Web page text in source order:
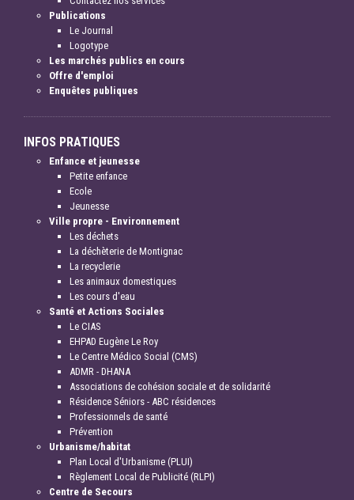
Publications
Le Journal
Logotype
Les marchés publics en cours
Offre d'emploi
Enquêtes publiques
INFOS PRATIQUES
Enfance et jeunesse
Petite enfance
Ecole
Jeunesse
Ville propre - Environnement
Les déchets
La déchèterie de Montignac
La recyclerie
Les animaux domestiques
Les cours d'eau
Santé et Actions Sociales
Le CIAS
EHPAD Eugène Le Roy
Le Centre Médico Social (CMS)
ADMR - DHANA
Associations de cohésion sociale et de solidarité
Résidence Séniors - ABC résidences
Professionnels de santé
Prévention
Urbanisme/habitat
Plan Local d'Urbanisme (PLUI)
Règlement Local de Publicité (RLPI)
Centre de Secours